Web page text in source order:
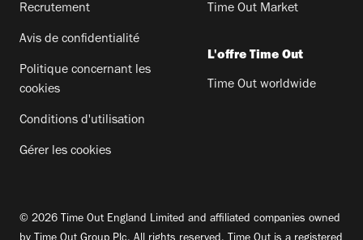
Recrutement
Avis de confidentialité
Politique concernant les
cookies
Conditions d'utilisation
Gérer les cookies
Time Out Market
L'offre Time Out
Time Out worldwide
© 2026 Time Out England Limited and affiliated companies owned